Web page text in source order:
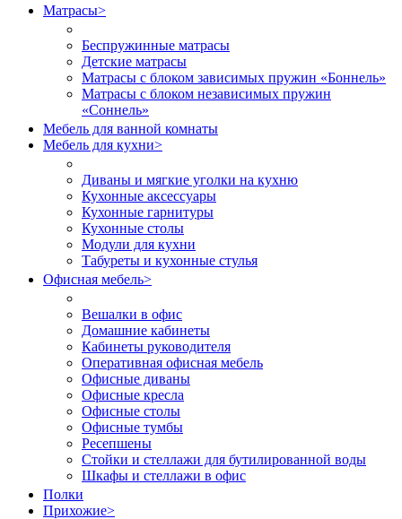
Матрасы>
Беспружинные матрасы
Детские матрасы
Матрасы с блоком зависимых пружин «Боннель»
Матрасы с блоком независимых пружин
«Соннель»
Мебель для ванной комнаты
Мебель для кухни>
Диваны и мягкие уголки на кухню
Кухонные аксессуары
Кухонные гарнитуры
Кухонные столы
Модули для кухни
Табуреты и кухонные стулья
Офисная мебель>
Вешалки в офис
Домашние кабинеты
Кабинеты руководителя
Оперативная офисная мебель
Офисные диваны
Офисные кресла
Офисные столы
Офисные тумбы
Ресепшены
Стойки и стеллажи для бутилированной воды
Шкафы и стеллажи в офис
Полки
Прихожие>